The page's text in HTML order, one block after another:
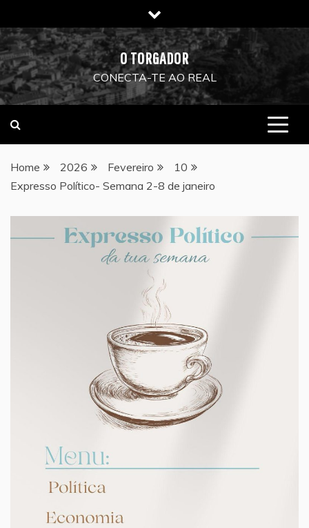
to
content
O TORGADOR
CONECTA-TE AO REAL
Home 2026 Fevereiro
10
Expresso Político- Semana 2-8 de janeiro